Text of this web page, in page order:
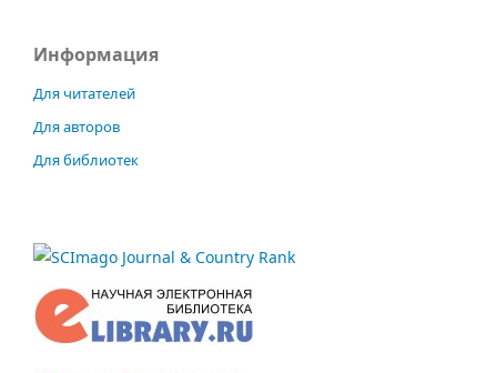
Информация
Для читателей
Для авторов
Для библиотек